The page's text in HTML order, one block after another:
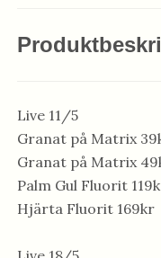
Live 11/5
Granat på Matrix
Granat på Matrix
Palm Gul Fluorit
Hjärta Fluorit 169kr